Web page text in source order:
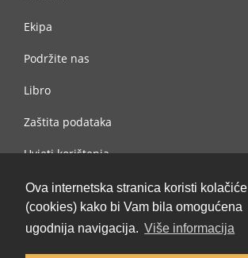
Ova internetska stranica koristi kolačiće
(cookies) kako bi Vam bila omogućena
ugodnija navigacija. Više informacija
Ekipa
Podržite nas
Libro
Zaštita podataka
Uvjeti korištenja
Kontaktiraj nas